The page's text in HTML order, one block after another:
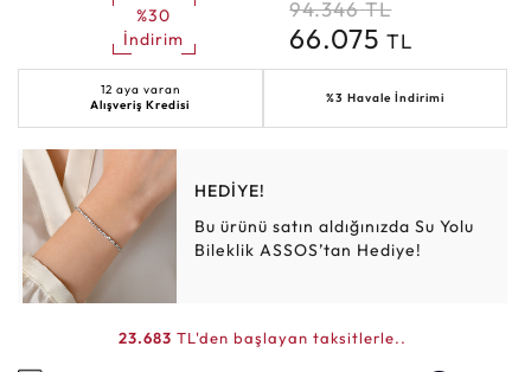
%30
İndirim
94.346 TL
66.075TL
12 aya varan
Alışveriş Kredisi
%3 Havale İndirimi
HEDİYE!
Bu ürünü satın aldığınızda Su Yolu
Bileklik ASSOS’tan Hediye!
23.683 TL'den başlayan taksitlerle..